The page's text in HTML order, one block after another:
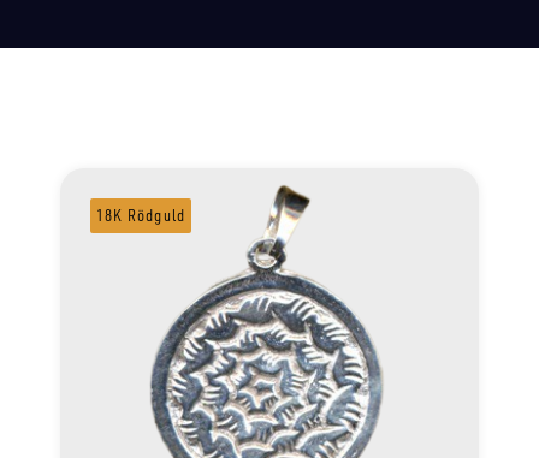
18K Rödguld